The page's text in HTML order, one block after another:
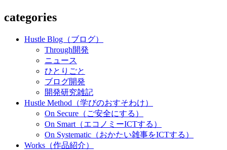
categories
Hustle Blog（ブログ）
Through開発
ニュース
ひとりごと
ブログ開発
開発研究雑記
Hustle Method（学びのおすそわけ）
On Secure（ご安全にする）
On Smart（エコノミーICTする）
On Systematic（おかたい雑事をICTする）
Works（作品紹介）